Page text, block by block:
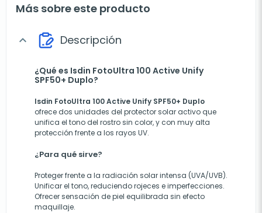
Más sobre este producto
expand_more Descripción
¿Qué es Isdin FotoUltra 100 Active Unify
SPF50+ Duplo?
Isdin FotoUltra 100 Active Unify SPF50+ Duplo
ofrece dos unidades del protector solar activo que
unifica el tono del rostro sin color, y con muy alta
protección frente a los rayos UV.
¿Para qué sirve?
Proteger frente a la radiación solar intensa (UVA/UVB).
Unificar el tono, reduciendo rojeces e imperfecciones.
Ofrecer sensación de piel equilibrada sin efecto
maquillaje.